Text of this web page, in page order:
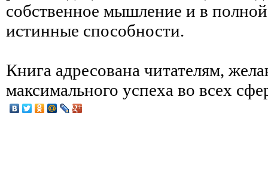
собственное мышление и в
истинные способности.
Книга адресована читателям,
максимального успеха во всех